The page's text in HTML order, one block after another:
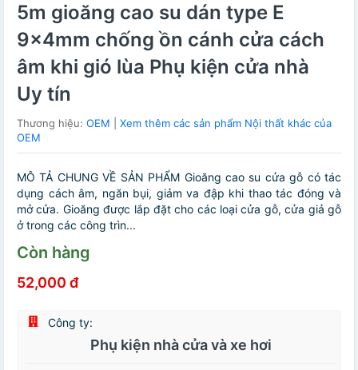
5m gioăng cao su dán type E
9x4mm chống ồn cánh cửa cách
âm khi gió lùa Phụ kiện cửa nhà
Uy tín
Thương hiệu: OEM
Xem thêm các sản phẩm Nội thất khác của
OEM
MÔ TẢ CHUNG VỀ SẢN PHẨM Gioăng cao su cửa gỗ có tác
dụng cách âm, ngăn bụi, giảm va đập khi thao tác đóng và
mở cửa. Gioăng được lắp đặt cho các loại cửa gỗ, cửa giả gỗ
ở trong các công trìn...
Còn hàng
52,000 đ
Công ty:
Phụ kiện nhà cửa và xe hơi